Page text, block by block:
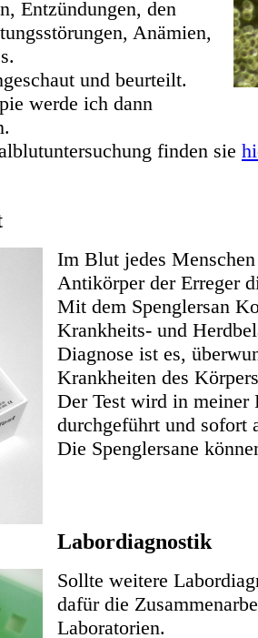
Entzündungen, den
Anämien,
und beurteilt.
werde ich dann
finden sie
Im Blut jedes
Antikörper der Erreger
Mit dem Spenglersan
Krankheits- und
Diagnose ist es,
Krankheiten des
Der Test wird in meiner
durchgeführt und sofort
Die Spenglersane
Labordiagnostik
Sollte weitere
dafür die
Laboratorien.